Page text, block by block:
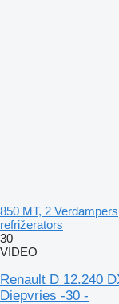
850 MT, 2
refrižerators
30
VIDEO
Renault D 12.240
Diepvries -30 -